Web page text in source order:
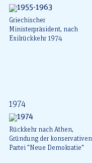
Griechischer
Ministerpräsident, nach
Exilrückkehr 1974
1974
Rückkehr nach Athen,
Gründung der konservativen
Partei "Neue Demokratie"